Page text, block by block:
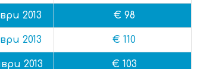
2013 € 98
2013 € 110
2013 € 103